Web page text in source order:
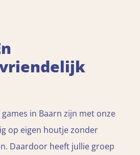
in Baarn zijn met onze
op eigen houtje zonder
Daardoor heeft jullie groep